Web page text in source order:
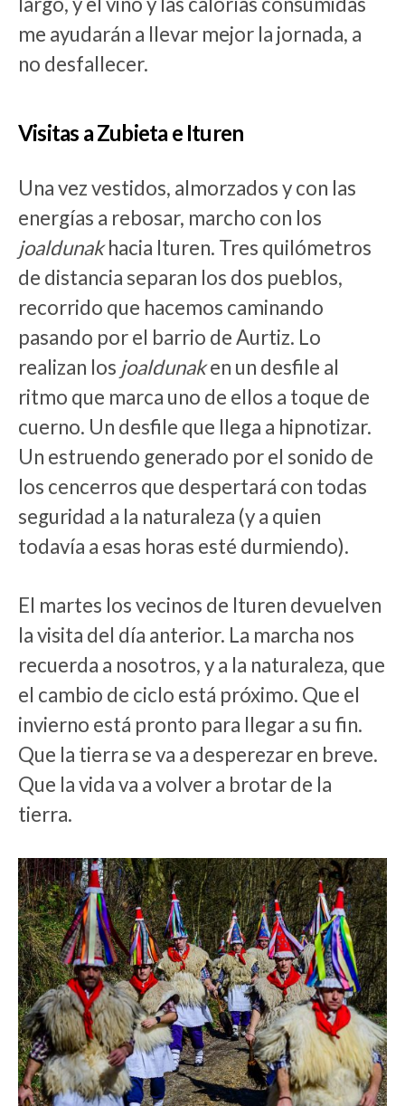
me ayudarán a llevar mejor la jornada, a
no desfallecer.
Visitas a Zubieta e Ituren
Una vez vestidos, almorzados y con las
energías a rebosar, marcho con los
joaldunakhacia Ituren. Tres quilómetros
de distancia separan los dos pueblos,
recorrido que hacemos caminando
pasando por el barrio de Aurtiz. Lo
realizan los joaldunaken un desfile al
ritmo que marca uno de ellos a toque de
cuerno. Un desfile que llega a hipnotizar.
Un estruendo generado por el sonido de
los cencerros que despertará con todas
seguridad a la naturaleza (y a quien
todavía a esas horas esté durmiendo).
El martes los vecinos de Ituren devuelven
la visita del día anterior. La marcha nos
recuerda a nosotros, y a la naturaleza, que
el cambio de ciclo está próximo. Que el
invierno está pronto para llegar a su fin.
Que la tierra se va a desperezar en breve.
Que la vida va a volver a brotar de la
tierra.